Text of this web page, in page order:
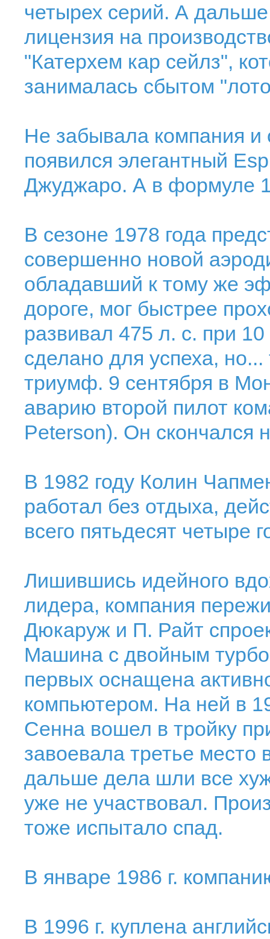
четырех серий. А
лицензия на
"Катерхем кар сейлз",
занималась сбытом
Не забывала компания
появился элегантный
Джуджаро. А в формуле
В сезоне 1978 года
совершенно новой
обладавший к тому же
дороге, мог быстрее
развивал 475 л. с. при
сделано для успеха,
триумф. 9 сентября в
аварию второй пилот
Peterson). Он скончался
В 1982 году Колин
работал без отдыха,
всего пятьдесят четыре
Лишившись идейного
лидера, компания
Дюкаруж и П. Райт
Машина с двойным
первых оснащена
компьютером. На ней в
Сенна вошел в тройку
завоевала третье место
дальше дела шли все
уже не участвовал.
тоже испытало спад.
В январе 1986 г.
В 1996 г. куплена